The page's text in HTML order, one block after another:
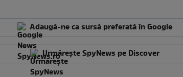
Adaugă-ne ca sursă preferată în Google
Urmărește SpyNews pe Discover